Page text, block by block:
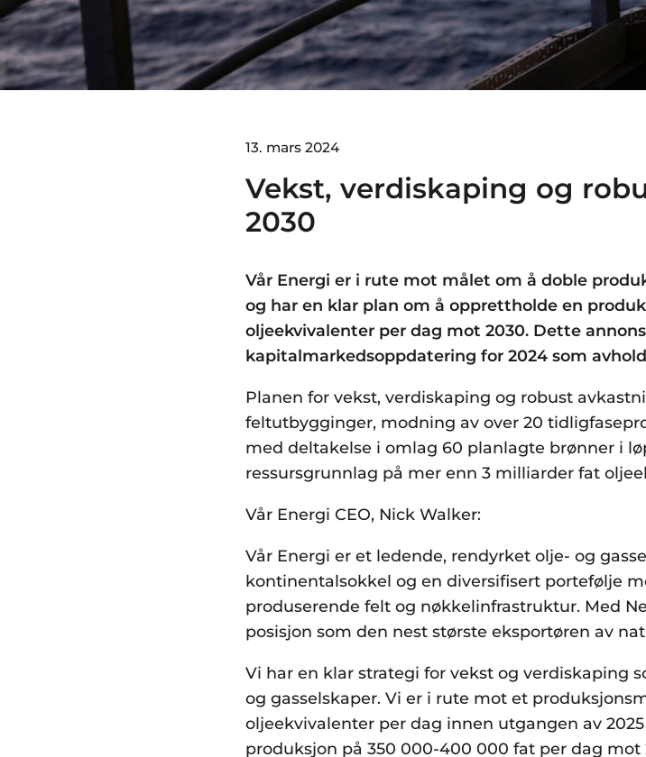
13. mars 2024
Vekst, verdiskaping og
2030
Vår Energi er i rute mot målet om å doble
og har en klar plan om å opprettholde en
oljeekvivalenter per dag mot 2030. Dette
kapitalmarkedsoppdatering for 2024 som
Planen for vekst, verdiskaping og robust
feltutbygginger, modning av over 20
med deltakelse i omlag 60 planlagte brønner i
ressursgrunnlag på mer enn 3 milliarder fat
Vår Energi CEO, Nick Walker:
Vår Energi er et ledende, rendyrket olje- og
kontinentalsokkel og en diversifisert portefølje
produserende felt og nøkkelinfrastruktur. Med
posisjon som den nest største eksportøren av
Vi har en klar strategi for vekst og verdiskaping
og gasselskaper. Vi er i rute mot et
oljeekvivalenter per dag innen utgangen av
produksjon på 350 000-400 000 fat per dag